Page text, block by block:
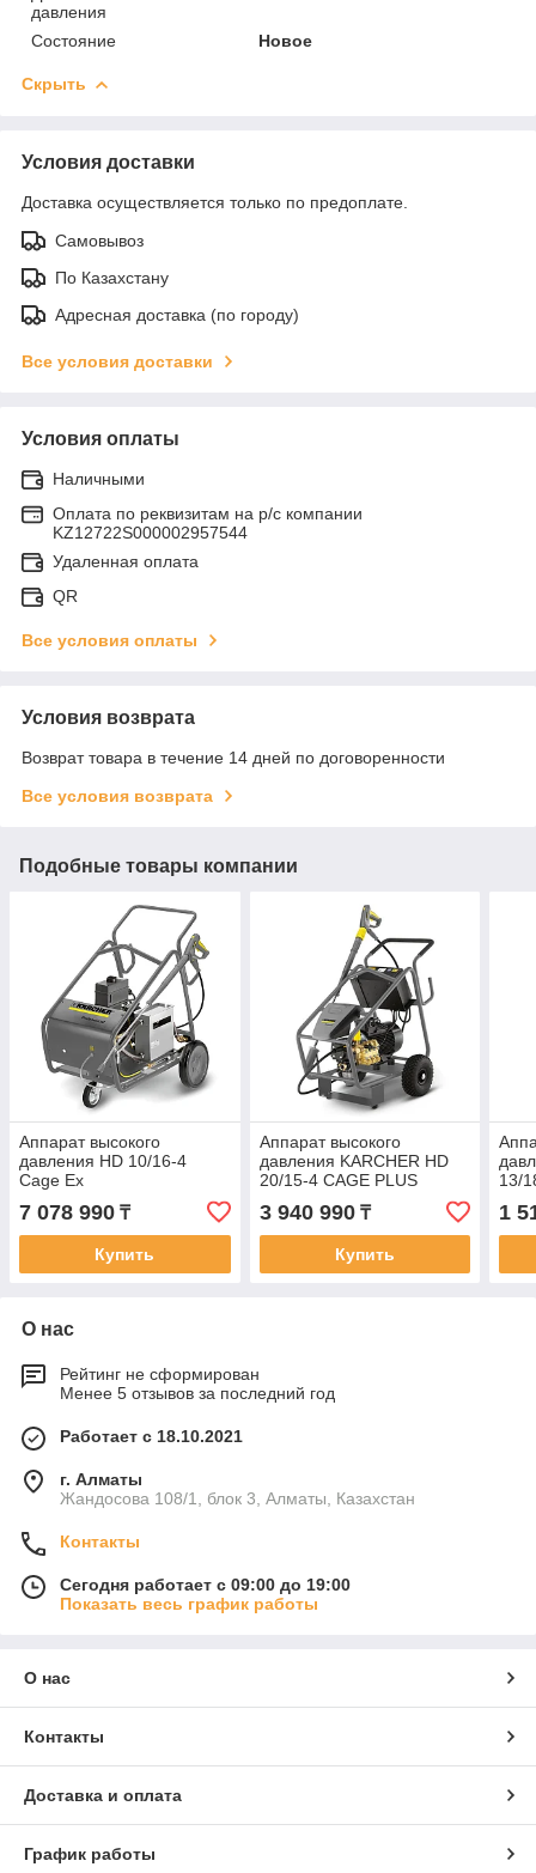
давления
Состояние Новое
Скрыть
Условия доставки
Доставка осуществляется только по предоплате.
Самовывоз
По Казахстану
Адресная доставка (по городу)
Все условия доставки
Условия оплаты
Наличными
Оплата по реквизитам на р/с компании
KZ12722S000002957544
Удаленная оплата
QR
Все условия оплаты
Условия возврата
Возврат товара в течение 14 дней по договоренности
Все условия возврата
Подобные товары компании
Аппарат высокого
давления HD 10/16-4
Cage Ex
7 078 990 ₸
Купить
Аппарат высокого
давления KARCHER HD
20/15-4 CAGE PLUS
3 940 990₸
Купить
13/
1
О нас
Рейтинг не сформирован
Менее 5 отзывов за последний год
Работает с 18.10.2021
г. Алматы
Жандосова 108/1, блок 3, Алматы, Казахстан
Контакты
Сегодня работает с 09:00 до 19:00
Показать весь график работы
О нас
Контакты
Доставка и оплата
График работы